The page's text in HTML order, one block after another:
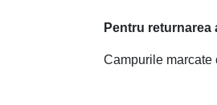
Pentru
Campurile marcate